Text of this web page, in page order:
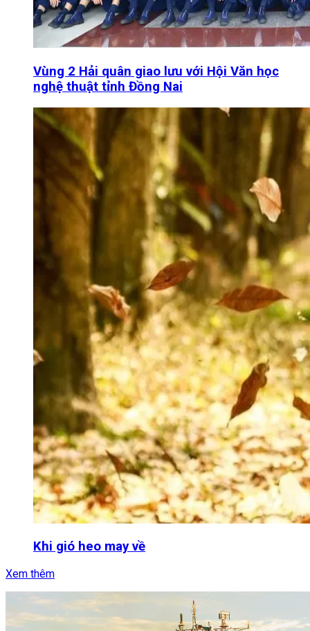
Vùng 2 Hải quân giao lưu với Hội Văn học
nghệ thuật tỉnh Đồng Nai
Khi gió heo may về
Xem thêm